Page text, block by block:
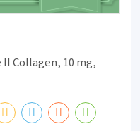
II Collagen, 10 mg,